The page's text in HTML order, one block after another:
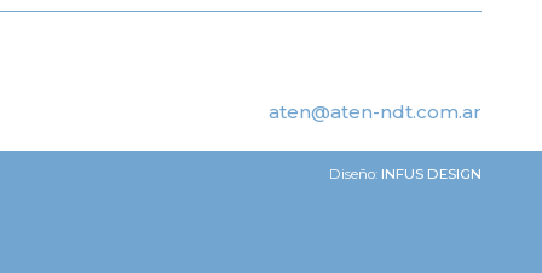
aten@aten-ndt.com.ar
Diseño: INFUS DESIGN